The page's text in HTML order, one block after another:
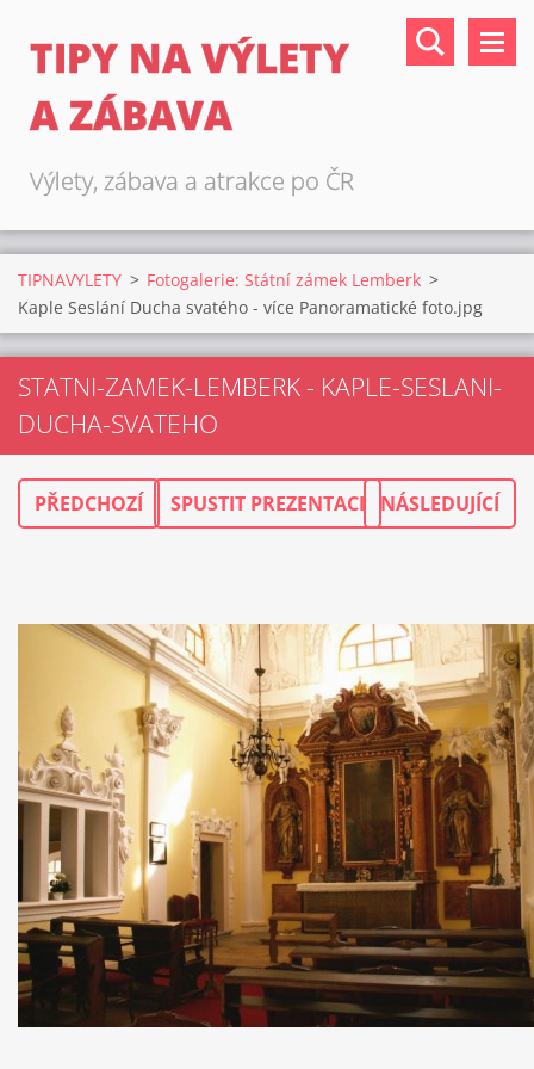
TIPY NA VÝLETY
A ZÁBAVA
Výlety, zábava a atrakce po ČR
TIPNAVYLETY > Fotogalerie: Státní zámek Lemberk >
Kaple Seslání Ducha svatého - více Panoramatické foto.jpg
STATNI-ZAMEK-LEMBERK - KAPLE-SESLANI-
DUCHA-SVATEHO
PŘEDCHOZÍ SPUSTIT PREZENTACI NÁSLEDUJÍCÍ